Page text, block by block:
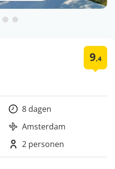
9,4
8 dagen
Amsterdam
2 personen